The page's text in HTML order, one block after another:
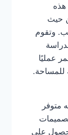
حيث
وتقوم
عمليًا
للمساحة.
متوفر
على